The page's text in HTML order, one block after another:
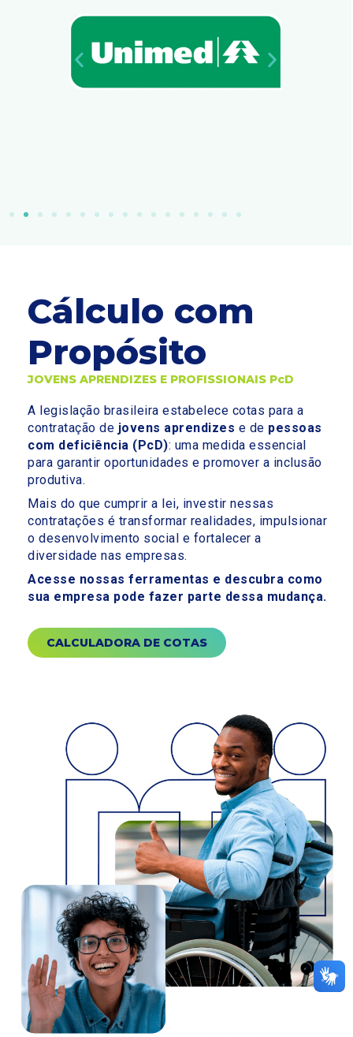
Cálculo com
Propósito
JOVENS APRENDIZES E PROFISSIONAIS PcD
A legislação brasileira estabelece cotas para a
contratação de jovens aprendizes e de pessoas
com deficiência (PcD): uma medida essencial
para garantir oportunidades e promover a inclusão
produtiva.
Mais do que cumprir a lei, investir nessas
contratações é transformar realidades, impulsionar
o desenvolvimento social e fortalecer a
diversidade nas empresas.
Acesse nossas ferramentas e descubra como
sua empresa pode fazer parte dessa mudança.
CALCULADORA DE COTAS